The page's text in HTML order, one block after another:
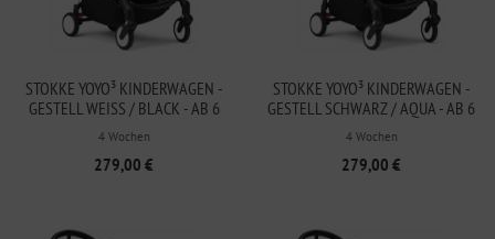
STOKKE YOYO³ KINDERWAGEN -
GESTELL WEISS / BLACK - AB 6 M
ONATEN
4 Wochen
279,00 €
STOKKE YOYO³ KINDERWAGEN -
GESTELL SCHWARZ / AQUA - AB 6
MONATEN
4 Wochen
279,00 €